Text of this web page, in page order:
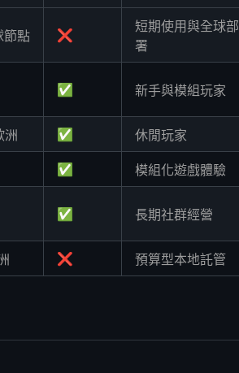
節點 ❌
短期使用與全球部
署
✅ 新手與模組玩家
洲 ✅ 休閒玩家
✅ 模組化遊戲體驗
✅ 長期社群經營
❌ 預算型本地託管